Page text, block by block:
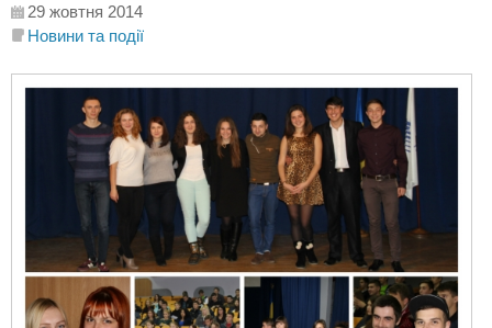
29 жовтня 2014
Новини та події